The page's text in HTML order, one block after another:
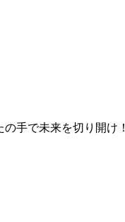
手で未来を切り開け！